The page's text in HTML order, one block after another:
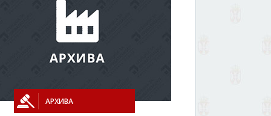
АРХИВА